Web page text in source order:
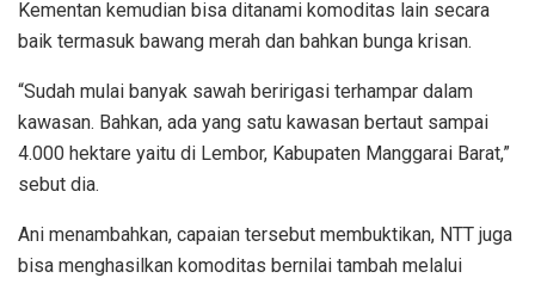
Kementan kemudian bisa ditanami komoditas lain secara
baik termasuk bawang merah dan bahkan bunga krisan.
“Sudah mulai banyak sawah beririgasi terhampar dalam
kawasan. Bahkan, ada yang satu kawasan bertaut sampai
4.000 hektare yaitu di Lembor, Kabupaten Manggarai Barat,”
sebut dia.
Ani menambahkan, capaian tersebut membuktikan, NTT juga
bisa menghasilkan komoditas bernilai tambah melalui